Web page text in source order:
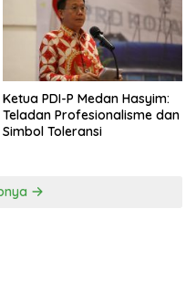
Ketua PDI-P Medan Hasyim:
Teladan Profesionalisme dan
Simbol Toleransi